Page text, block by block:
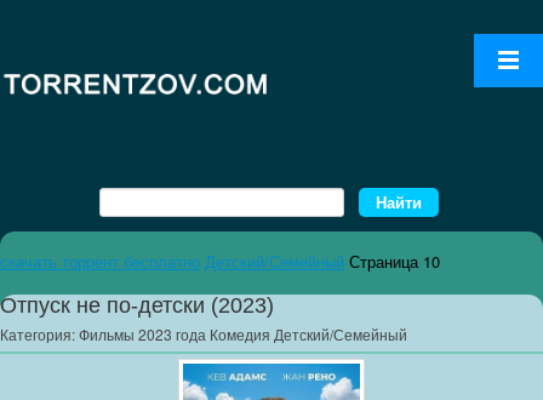
скачать торрент бесплатно Детский/Семейный Страница 10
Отпуск не по-детски (2023)
Категория:Фильмы 2023 года Комедия Детский/Семейный